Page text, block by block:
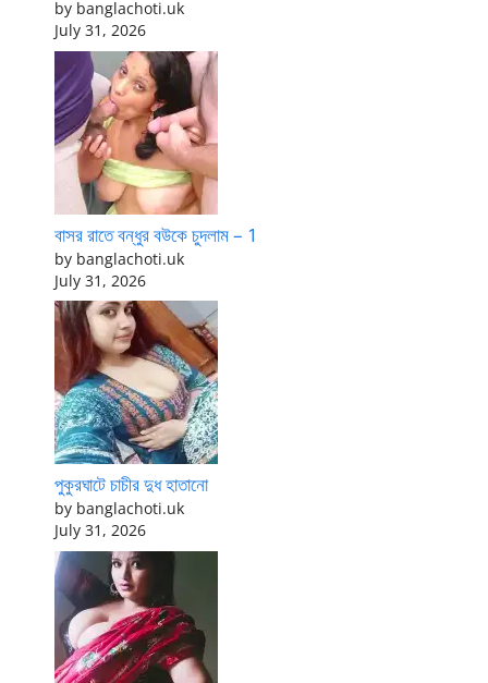
by banglachoti.uk
July 31, 2026
বাসর রাতে বন্ধুর বউকে চুদলাম – 1
by banglachoti.uk
July 31, 2026
পুকুরঘাটে চাচীর দুধ হাতানো
by banglachoti.uk
July 31, 2026